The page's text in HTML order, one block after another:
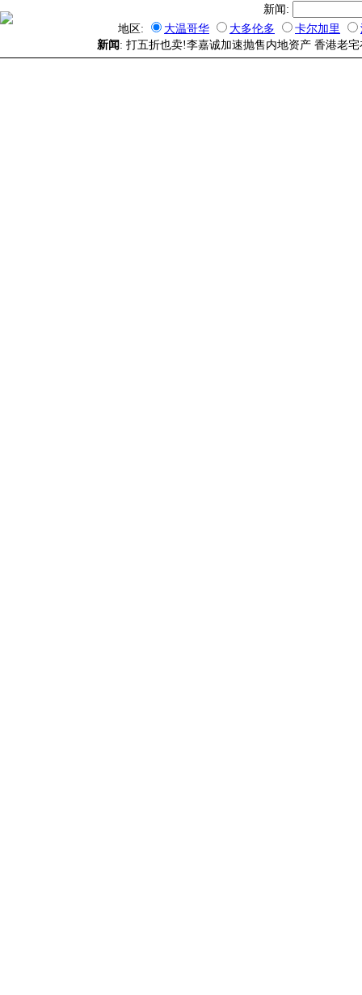
新闻:
地区:
大温哥华 大多伦多 卡尔加里
新闻 : 打五折也卖!李嘉诚加速抛售内地资产 香港老